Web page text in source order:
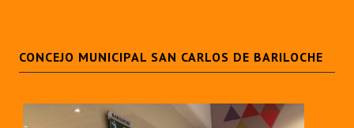
CONCEJO MUNICIPAL SAN CARLOS DE BARILOCHE